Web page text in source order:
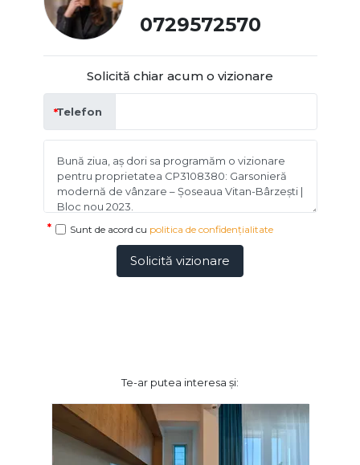
0729572570
Solicită chiar acum o vizionare
Telefon
Sunt de acord cu politica de confidențialitate
Solicită vizionare
Te-ar putea interesa și: